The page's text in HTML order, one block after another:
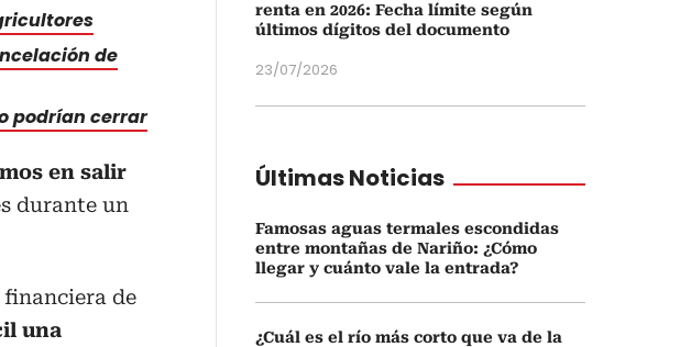
de
podrían cerrar
en salir
durante un
de
una
renta en 2026: Fecha límite según
últimos dígitos del documento
23/07/2026
Últimas Noticias
Famosas aguas termales escondidas
entre montañas de Nariño: ¿Cómo
llegar y cuánto vale la entrada?
¿Cuál es el río más corto que va de la